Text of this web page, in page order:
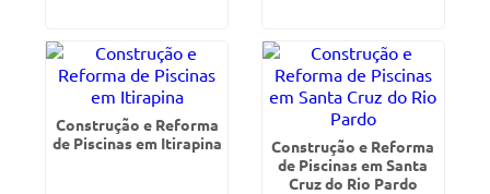
Construção e Reforma
de Piscinas em Itirapina
Construção e Reforma
de Piscinas em Santa
Cruz do Rio Pardo